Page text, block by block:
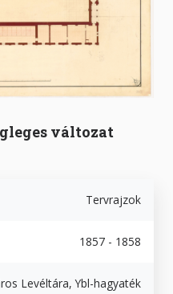
változat
Tervrajzok
1857 - 1858
Levéltára, Ybl-hagyaték